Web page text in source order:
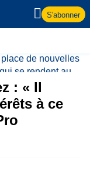
S'abonner
: « Il
à ce